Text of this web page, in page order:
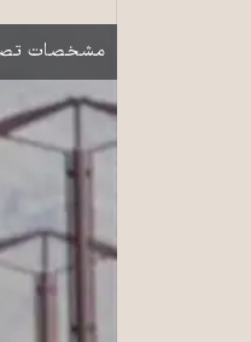
نمایش
مشخصات